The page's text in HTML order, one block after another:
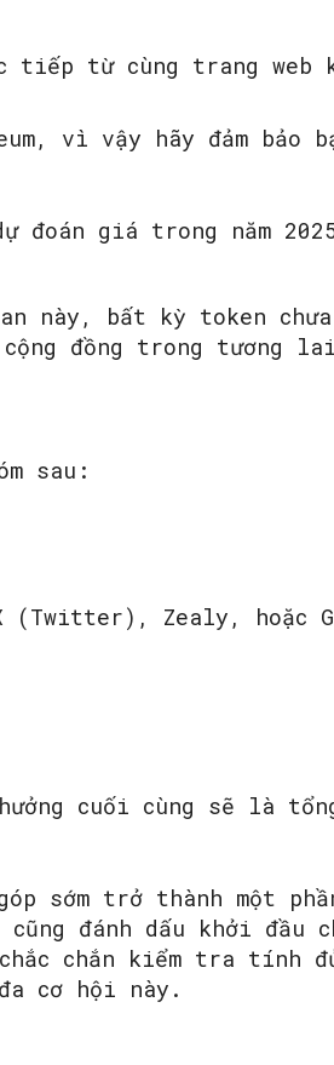
tiếp từ cùng trang web
vì vậy hãy đảm bảo
này, bất kỳ token chưa
đồng trong tương
sau:
(Twitter), Zealy, hoặc
cuối cùng sẽ là
sớm trở thành một
đánh dấu khởi đầu
chắn kiểm tra tính
cơ hội này.